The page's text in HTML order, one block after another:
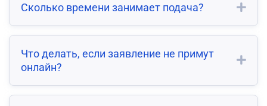
Сколько времени занимает подача?
Что делать, если заявление не примут
онлайн?